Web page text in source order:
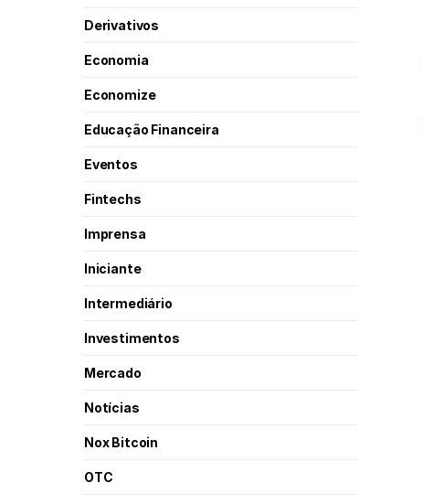
Derivativos
Economia
Economize
Educação Financeira
Eventos
Fintechs
Imprensa
Iniciante
Intermediário
Investimentos
Mercado
Notícias
Nox Bitcoin
OTC